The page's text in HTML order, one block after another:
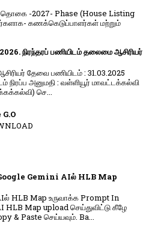
தொகை -2027- Phase (House Listing
கணக்கெடுப்பாளர்கள் மற்றும்
நிரந்தரப் பணியிடம் தலைமை ஆசிரியர்
தேவை பணியிடம் : 31.03.2025
நிரப்ப அனுமதி : வள்ளியூர் மாவட்டக்கல்வி
செ...
Gemini AIல் HLB Map
HLB Map உருவாக்க Prompt In
Map upload செய்துவிட்டு கீழே
& Paste செய்யவும். Ba...